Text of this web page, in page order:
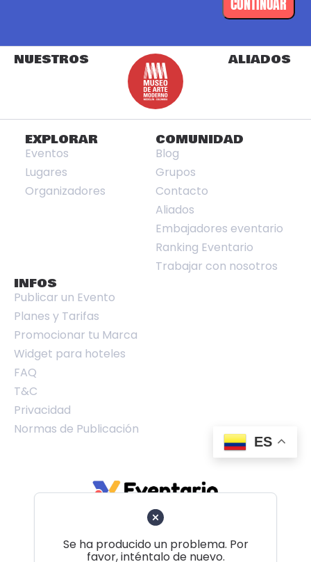
NUESTROS ALIADOS
ES
EXPLORAR
Eventos
Lugares
Organizadores
COMUNIDAD
Blog
Grupos
Contacto
Aliados
Embajadores eventario
Ranking Eventario
Trabajar con nosotros
INFOS
Publicar un Evento
Planes y Tarifas
Promocionar tu Marca
Widget para hoteles
FAQ
T&C
Privacidad
Normas de Publicación
Se ha producido un problema. Por
favor, inténtalo de nuevo.